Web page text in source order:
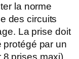
la norme
des circuits
La prise doit
protégé par un
8 prises maxi)